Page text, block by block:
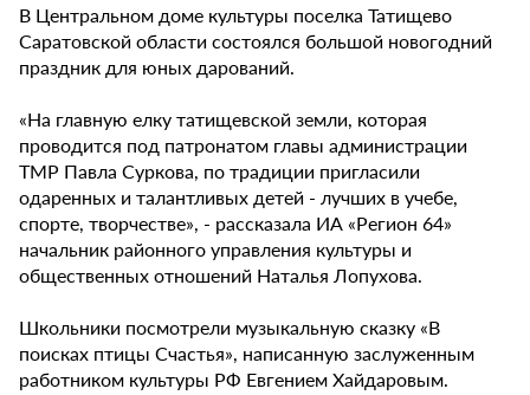
В Центральном доме культуры поселка Татищево
Саратовской области состоялся большой новогодний
праздник для юных дарований.
«На главную елку татищевской земли, которая
проводится под патронатом главы администрации
ТМР Павла Суркова, по традиции пригласили
одаренных и талантливых детей - лучших в учебе,
спорте, творчестве», - рассказала ИА «Регион 64»
начальник районного управления культуры и
общественных отношений Наталья Лопухова.
Школьники посмотрели музыкальную сказку «В
поисках птицы Счастья», написанную заслуженным
работником культуры РФ Евгением Хайдаровым.